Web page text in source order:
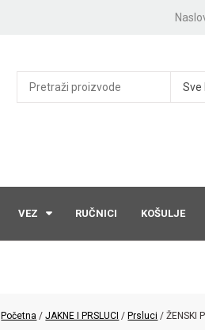
Sve
VEZ RUČNICI KOŠULJE
Početna /JAKNE I PRSLUCI / Prsluci / ŽENSKI